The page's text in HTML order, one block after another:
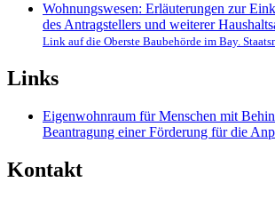
Wohnungswesen: Erläuterungen zur
des Antragstellers und weiterer
Link auf die Oberste Baubehörde im Bay.
Links
Eigenwohnraum für Menschen mit
Beantragung einer Förderung für die
Kontakt